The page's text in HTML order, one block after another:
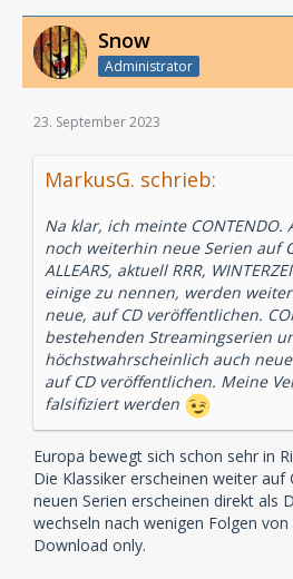
Snow
Administrator
23. September 2023
MarkusG. schrieb:
Na klar, ich meinte CONTENDO.
noch weiterhin neue Serien auf
ALLEARS, aktuell RRR,
einige zu nennen, werden
neue, auf CD veröffentlichen.
bestehenden Streamingserien
höchstwahrscheinlich auch
auf CD veröffentlichen. Meine
falsifiziert werden
Europa bewegt sich schon sehr in
Die Klassiker erscheinen weiter auf
neuen Serien erscheinen direkt als
wechseln nach wenigen Folgen
Download only.